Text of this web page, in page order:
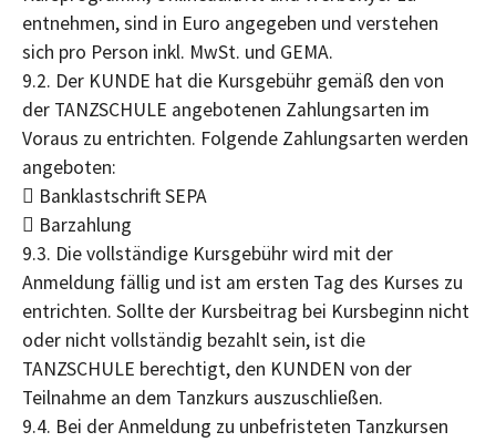
entnehmen, sind in Euro angegeben und verstehen
sich pro Person inkl. MwSt. und GEMA.
9.2. Der KUNDE hat die Kursgebühr gemäß den von
der TANZSCHULE angebotenen Zahlungsarten im
Voraus zu entrichten. Folgende Zahlungsarten werden
angeboten:
 Banklastschrift SEPA
 Barzahlung
9.3. Die vollständige Kursgebühr wird mit der
Anmeldung fällig und ist am ersten Tag des Kurses zu
entrichten. Sollte der Kursbeitrag bei Kursbeginn nicht
oder nicht vollständig bezahlt sein, ist die
TANZSCHULE berechtigt, den KUNDEN von der
Teilnahme an dem Tanzkurs auszuschließen.
9.4. Bei der Anmeldung zu unbefristeten Tanzkursen